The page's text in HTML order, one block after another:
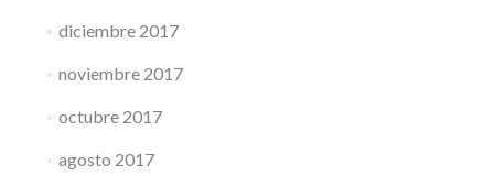
diciembre 2017
noviembre 2017
octubre 2017
agosto 2017